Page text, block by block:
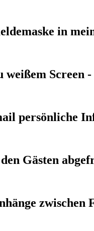
in
Screen
persönliche
Gästen
zwischen